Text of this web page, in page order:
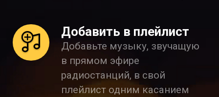
Добавить в плейлист
Добавьте музыку, звучащую
в прямом эфире
радиостанций, в свой
плейлист одним касанием